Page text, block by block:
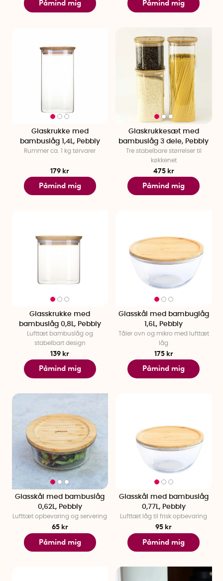
Påmind mig Påmind mig
Glaskrukke med
bambuslåg 1,4L, Pebbly
Rummer ca. 1 kg tørvarer
179 kr
Påmind mig
Glaskrukkesæt med
bambuslåg 3 dele, Pebbly
Tre stabelbare størrelser til
køkkenet
475 kr
Påmind mig
Glasskrukke med
bambuslåg 0,8L, Pebbly
Lufttæt bambuslåg og
stabelbart design
139 kr
Påmind mig
Glasskål med bambuglåg
1,6L, Pebbly
Tåler ovn og mikro med lufttæt
låg
175 kr
Påmind mig
Glasskål med bambuslåg
0,62L, Pebbly
Lufttæt opbevaring og servering
65 kr
Påmind mig
Glasskål med bambuslåg
0,77L, Pebbly
Lufttæt låg til frisk opbevaring
95 kr
Påmind mig